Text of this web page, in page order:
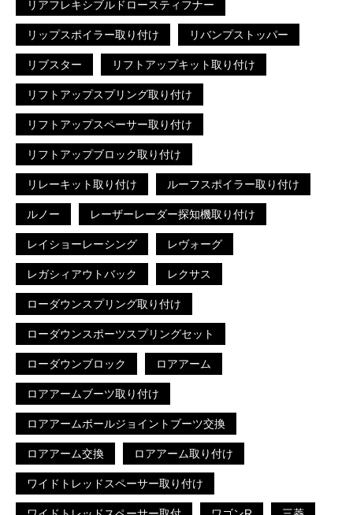
リアフレキシブルドロースティフナー
リップスポイラー取り付け リバンプストッパー
リブスター リフトアップキット取り付け
リフトアップスプリング取り付け
リフトアップスペーサー取り付け
リフトアップブロック取り付け
リレーキット取り付け ルーフスポイラー取り付け
ルノー レーザーレーダー探知機取り付け
レイショーレーシング レヴォーグ
レガシィアウトバック レクサス
ローダウンスプリング取り付け
ローダウンスポーツスプリングセット
ローダウンブロック ロアアーム
ロアアームブーツ取り付け
ロアアームボールジョイントブーツ交換
ロアアーム交換 ロアアーム取り付け
ワイドトレッドスペーサー取り付け